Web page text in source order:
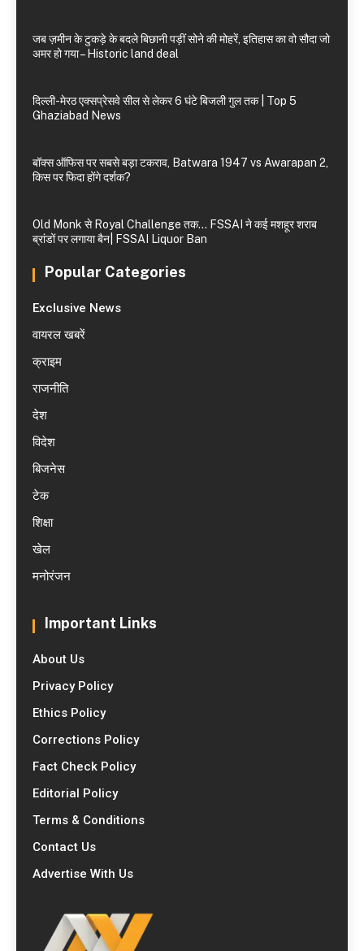
जब ज़मीन के टुकड़े के बदले बिछानी पड़ीं सोने की मोहरें, इतिहास का वो सौदा जो
अमर हो गया – Historic land deal
दिल्ली-मेरठ एक्सप्रेसवे सील से लेकर 6 घंटे बिजली गुल तक | Top 5
Ghaziabad News
बॉक्स ऑफिस पर सबसे बड़ा टकराव, Batwara 1947 vs Awarapan 2,
किस पर फिदा होंगे दर्शक?
Old Monk से Royal Challenge तक… FSSAI ने कई मशहूर शराब
ब्रांडों पर लगाया बैन| FSSAI Liquor Ban
Popular Categories
Exclusive News
वायरल खबरें
क्राइम
राजनीति
देश
विदेश
बिजनेस
टेक
शिक्षा
खेल
मनोरंजन
Important Links
About Us
Privacy Policy
Ethics Policy
Corrections Policy
Fact Check Policy
Editorial Policy
Terms & Conditions
Contact Us
Advertise With Us